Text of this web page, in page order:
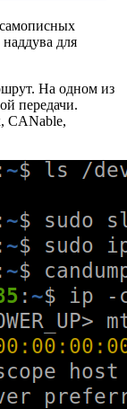
для
На одном из
передачи.
CANable,